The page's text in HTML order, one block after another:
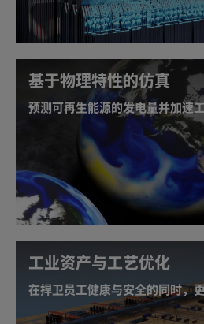
于
NVIDIA PhysicsNeMo与
是一个物理信息机器学习模型开
用工业数字孪生，公用事业公司
发电能力，并每年节省数亿美元
基于物理特性的仿真
预测可再生能源的发电量并加速
随着三维模拟规模与复杂度的持
能够提供更高的保真度与运算性
的气候模拟、气象预测及工程建
盖对光伏发电的影响、风速变化
约，以及计算流体力学 (CFD) 工
效率提升的双重效益。
了解 AI 与数字孪生如何加速气候研
工业资产与工艺优化
在捍卫员工健康与安全的同时，